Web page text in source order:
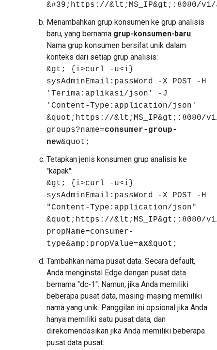
&#39;https://&lt;MS_IP&gt;:8080/
Menambahkan grup konsumen ke grup analisis
baru, yang bernama grup-konsumen-baru.
Nama grup konsumen bersifat unik dalam
konteks dari setiap grup analisis:
&gt; {i>curl -u<i}
sysAdminEmail:passWord -X POST -H
'Terima:aplikasi/json' -J
'Content-Type:application/json'
&quot;https://&lt;MS_IP&gt;:8080/
groups?name=consumer-group-
new&quot;
Tetapkan jenis konsumen grup analisis ke
"kapak":
&gt; {i>curl -u<i}
sysAdminEmail:passWord -X POST -H
"Content-Type:application/json"
&quot;https://&lt;MS_IP&gt;:8080/
propName=consumer-
type&amp;propValue=ax&quot;
Tambahkan nama pusat data. Secara default,
Anda menginstal Edge dengan pusat data
bernama "dc-1". Namun, jika Anda memiliki
beberapa pusat data, masing-masing memiliki
nama yang unik. Panggilan ini opsional jika Anda
hanya memiliki satu pusat data, dan
direkomendasikan jika Anda memiliki beberapa
pusat data pusat: